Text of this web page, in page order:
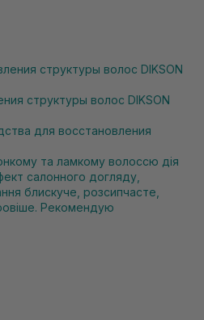
структуры волос DIKSON
для восстановления
та ламкому волоссю дія
салонного догляду,
блискуче, розсипчасте,
Рекомендую